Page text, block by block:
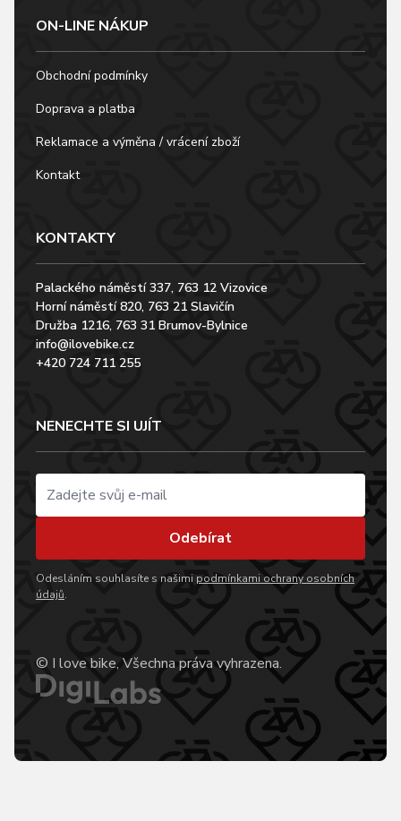
ON-LINE NÁKUP
Obchodní podmínky
Doprava a platba
Reklamace a výměna / vrácení zboží
Kontakt
KONTAKTY
Palackého náměstí 337, 763 12 Vizovice
Horní náměstí 820, 763 21 Slavičín
Družba 1216, 763 31 Brumov-Bylnice
info@ilovebike.cz
+420 724 711 255
NENECHTE SI UJÍT
Odebírat
Odesláním souhlasíte s našimi podmínkami ochrany osobních
údajů.
© I love bike, Všechna práva vyhrazena.